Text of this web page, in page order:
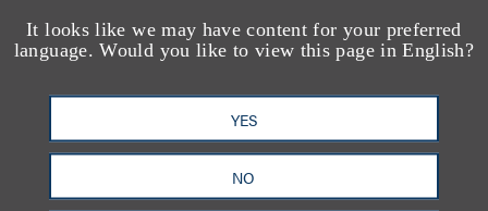
It looks like we may have content for your preferred
language. Would you like to view this page in English?
YES
NO
Natan J. Leyva